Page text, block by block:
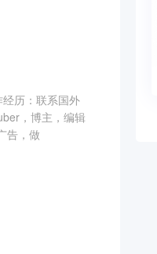
历：联系国外
，博主，编辑
告，做